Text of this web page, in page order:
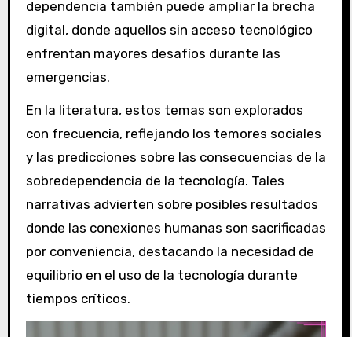
dependencia también puede ampliar la brecha
digital, donde aquellos sin acceso tecnológico
enfrentan mayores desafíos durante las
emergencias.
En la literatura, estos temas son explorados
con frecuencia, reflejando los temores sociales
y las predicciones sobre las consecuencias de la
sobredependencia de la tecnología. Tales
narrativas advierten sobre posibles resultados
donde las conexiones humanas son sacrificadas
por conveniencia, destacando la necesidad de
equilibrio en el uso de la tecnología durante
tiempos críticos.